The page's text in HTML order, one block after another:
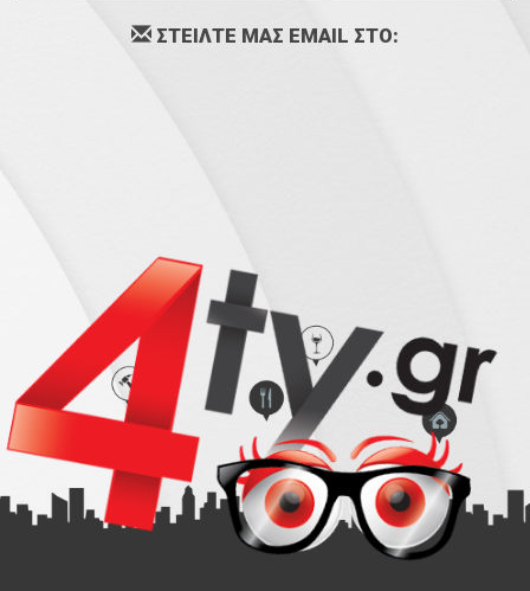
ΣΤΕΙΛΤΕ ΜΑΣ EMAIL ΣΤΟ: